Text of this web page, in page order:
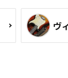
ヴ